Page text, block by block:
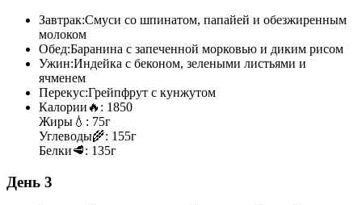
Завтрак:Смуси со шпинатом, папайей и обезжиренным
молоком
Обед:Баранина с запеченной морковью и диким рисом
Ужин:Индейка с беконом, зелеными листьями и
ячменем
Перекус:Грейпфрут с кунжутом
Калории 🔥: 1850
Жиры 💧: 75г
Углеводы🌾: 155г
Белки🥩: 135г
День 3